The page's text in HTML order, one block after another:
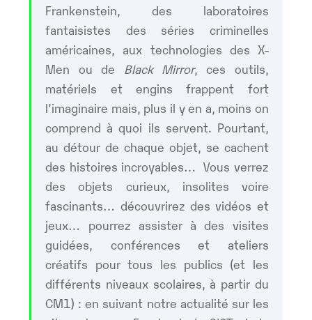
Frankenstein, des laboratoires
fantaisistes des séries criminelles
américaines, aux technologies des X-
Men ou de Black Mirror, ces outils,
matériels et engins frappent fort
l’imaginaire mais, plus il y en a, moins on
comprend à quoi ils servent. Pourtant,
au détour de chaque objet, se cachent
des histoires incroyables… Vous verrez
des objets curieux, insolites voire
fascinants… découvrirez des vidéos et
jeux… pourrez assister à des visites
guidées, conférences et ateliers
créatifs pour tous les publics (et les
différents niveaux scolaires, à partir du
CM1) : en suivant notre actualité sur les